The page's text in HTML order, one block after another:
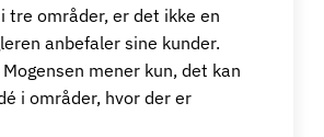
tre områder, er det ikke en
anbefaler sine kunder.
mener kun, det kan
i områder, hvor der er